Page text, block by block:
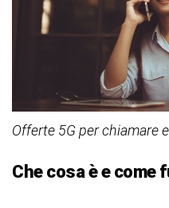
Offerte 5G per chiamare
Che cosa è e come